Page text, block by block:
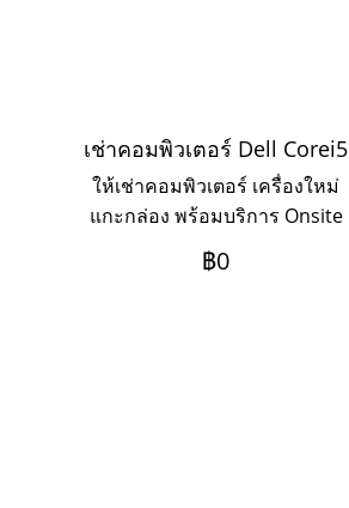
เช่าคอมพิวเตอร์ Dell Corei5
ให้เช่าคอมพิวเตอร์ เครื่องใหม่
แกะกล่อง พร้อมบริการ Onsite
Service แบบรายวัน รายสัปดาห์
รายเดือน รายปี Computer PC
฿0